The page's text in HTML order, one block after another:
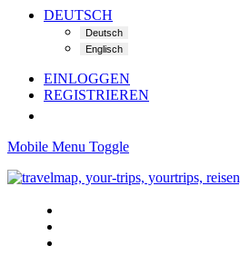
DEUTSCH
EINLOGGEN
REGISTRIEREN
Mobile Menu Toggle